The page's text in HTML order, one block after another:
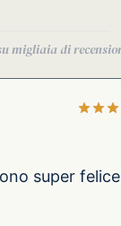
super felice